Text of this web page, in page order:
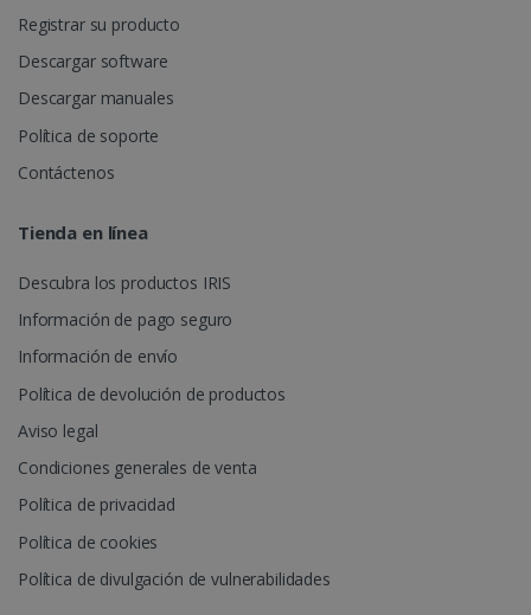
Registrar su producto
Descargar software
Descargar manuales
Política de soporte
Contáctenos
Tienda en línea
Descubra los productos IRIS
Información de pago seguro
Información de envío
Política de devolución de productos
Aviso legal
Condiciones generales de venta
Política de privacidad
Política de cookies
Política de divulgación de vulnerabilidades